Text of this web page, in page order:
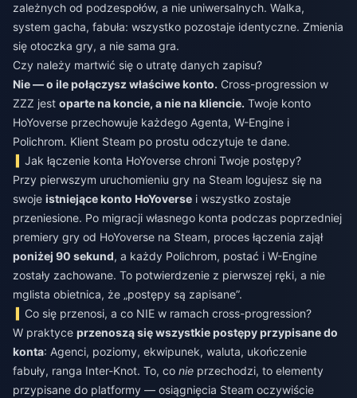
zależnych od podzespołów, a nie uniwersalnych. Walka,
system gacha, fabuła: wszystko pozostaje identyczne. Zmienia
się otoczka gry, a nie sama gra.
Czy należy martwić się o utratę danych zapisu?
Nie — o ile połączysz właściwe konto. Cross-progression w
ZZZ jest oparte na koncie, a nie na kliencie. Twoje konto
HoYoverse przechowuje każdego Agenta, W-Engine i
Polichrom. Klient Steam po prostu odczytuje te dane.
Jak łączenie konta HoYoverse chroni Twoje postępy?
Przy pierwszym uruchomieniu gry na Steam logujesz się na
swoje istniejące konto HoYoverse i wszystko zostaje
przeniesione. Po migracji własnego konta podczas poprzedniej
premiery gry od HoYoverse na Steam, proces łączenia zajął
poniżej 90 sekund, a każdy Polichrom, postać i W-Engine
zostały zachowane. To potwierdzenie z pierwszej ręki, a nie
mglista obietnica, że „postępy są zapisane”.
Co się przenosi, a co NIE w ramach cross-progression?
W praktyce przenoszą się wszystkie postępy przypisane do
konta: Agenci, poziomy, ekwipunek, waluta, ukończenie
fabuły, ranga Inter-Knot. To, co nie przechodzi, to elementy
przypisane do platformy — osiągnięcia Steam oczywiście